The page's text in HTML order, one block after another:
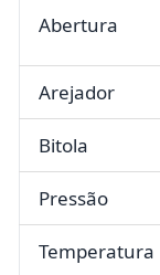
Abertura
Arejador
Bitola
Pressão
Temperatura